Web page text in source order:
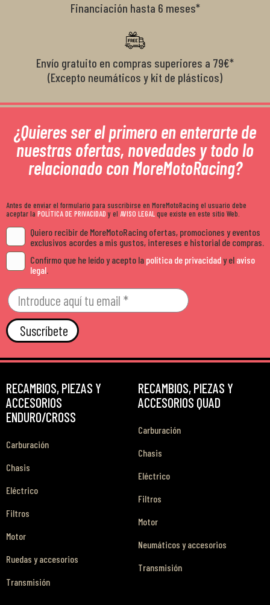
Financiación hasta 6 meses*
Envío gratuito en compras superiores a 79€*
(Excepto neumáticos y kit de plásticos)
¿Quieres ser el primero en enterarte de
nuestras ofertas, novedades y todo lo
relacionado con MoreMotoRacing?
Antes de enviar el formulario para suscribirse en MoreMotoRacing el usuario debe
aceptar la POLÍTICA DE PRIVACIDADy el AVISO LEGALque existe en este sitio Web.
Quiero recibir de MoreMotoRacing ofertas, promociones y eventos
exclusivos acordes a mis gustos, intereses e historial de compras.
Confirmo que he leído y acepto la política de privacidady el aviso
legal.
Suscríbete
RECAMBIOS, PIEZAS Y
ACCESORIOS
ENDURO/CROSS
Carburación
Chasis
Eléctrico
Filtros
Motor
Ruedas y accesorios
Transmisión
RECAMBIOS, PIEZAS Y
ACCESORIOS QUAD
Carburación
Chasis
Eléctrico
Filtros
Motor
Neumáticos y accesorios
Transmisión